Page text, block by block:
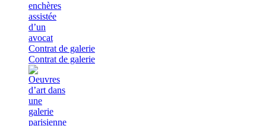
Contrat de galerie
Contrat de galerie